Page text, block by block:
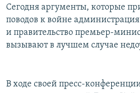
Сегодня аргументы, которые
поводов к войне
и правительство премьер-
вызывают в лучшем случае
В ходе своей пресс-